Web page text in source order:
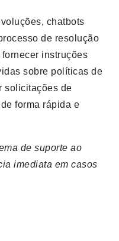
chatbots
de resolução
instruções
sobre políticas de
solicitações de
forma rápida e
de suporte ao
imediata em casos